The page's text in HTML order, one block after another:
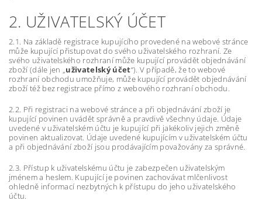
2. UŽIVATELSKÝ ÚČET
2.1. Na základě registrace kupujícího provedené na webové stránce
může kupující přistupovat do svého uživatelského rozhraní. Ze
svého uživatelského rozhraní může kupující provádět objednávání
zboží (dále jen „uživatelský účet“). V případě, že to webové
rozhraní obchodu umožňuje, může kupující provádět objednávání
zboží též bez registrace přímo z webového rozhraní obchodu.
2.2. Při registraci na webové stránce a při objednávání zboží je
kupující povinen uvádět správně a pravdivě všechny údaje. Údaje
uvedené v uživatelském účtu je kupující při jakékoliv jejich změně
povinen aktualizovat. Údaje uvedené kupujícím v uživatelském účtu
a při objednávání zboží jsou prodávajícím považovány za správné.
2.3. Přístup k uživatelskému účtu je zabezpečen uživatelským
jménem a heslem. Kupující je povinen zachovávat mlčenlivost
ohledně informací nezbytných k přístupu do jeho uživatelského
účtu.